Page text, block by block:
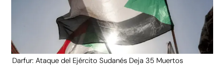
Darfur: Ataque del Ejército Sudanés Deja 35 Muertos